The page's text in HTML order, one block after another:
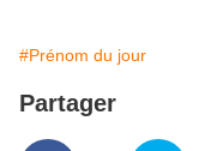
#Prénom du jour
Partager